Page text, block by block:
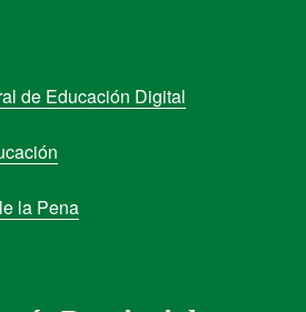
de Educación Digital
la Pena